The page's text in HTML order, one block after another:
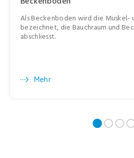
Als Beckenboden wird die Muskel-
bezeichnet, die Bauchraum und
abschliesst.
Mehr